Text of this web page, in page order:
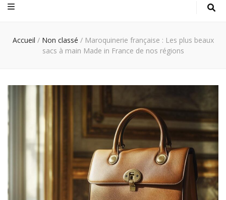
Accueil / Non classé / Maroquinerie française : Les plus beaux
sacs à main Made in France de nos régions